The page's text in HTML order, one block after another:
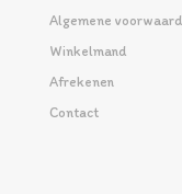
Algemene
Winkelmand
Afrekenen
Contact